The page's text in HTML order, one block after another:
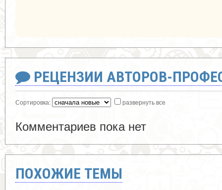
РЕЦЕНЗИИ АВТОРОВ-
Сортировка: развернуть все
Комментариев пока нет
ПОХОЖИЕ ТЕМЫ